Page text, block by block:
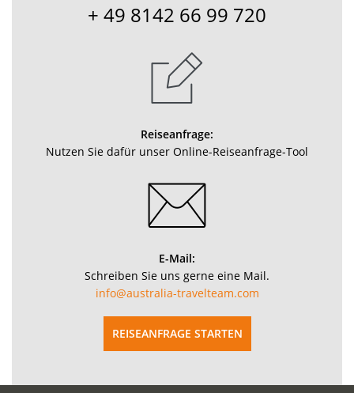
+ 49 8142 66 99 720
Reiseanfrage:
Nutzen Sie dafür unser Online-Reiseanfrage-Tool
E-Mail:
Schreiben Sie uns gerne eine Mail.
info@australia-travelteam.com
REISEANFRAGE STARTEN